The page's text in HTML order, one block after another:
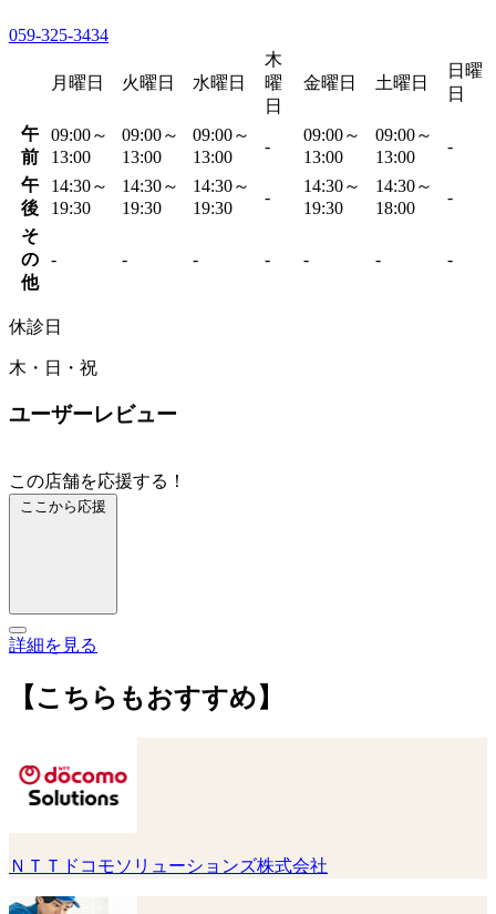
059-325-3434
月曜日 火曜日 水曜日
木
曜
日
金曜日 土曜日
日曜
日
午
前
09:00～
13:00
09:00～
13:00
09:00～
13:00
-
09:00～
13:00
09:00～
13:00
-
午
後
14:30～
19:30
14:30～
19:30
14:30～
19:30
-
14:30～
19:30
14:30～
18:00
-
そ
の
他
- - - - - - -
休診日
木・日・祝
ユーザーレビュー
この店舗を応援する！
ここから応援
詳細を見る
【こちらもおすすめ】
ＮＴＴドコモソリューションズ株式会社